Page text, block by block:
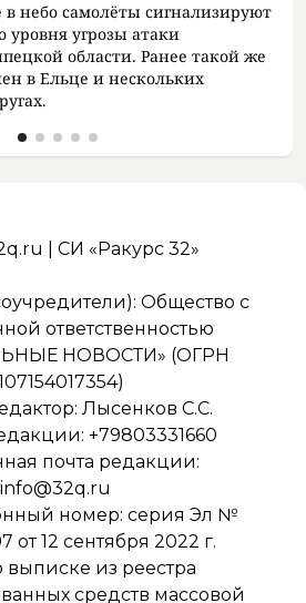
небо самолёты сигнализируют
уровня угрозы атаки
области. Ранее такой же
в Ельце и нескольких
| СИ «Ракурс 32»
Общество с
ответственностью
НОВОСТИ» (ОГРН
Лысенков С.С.
+79803331660
почта редакции:
info@32q.ru
номер: серия Эл №
от 12 сентября 2022 г.
выписке из реестра
средств массовой